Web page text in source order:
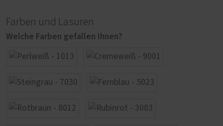
Farben und Lasuren
Welche Farben gefallen Ihnen?